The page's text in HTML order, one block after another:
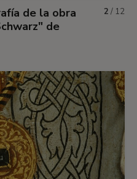
de la obra
de
2 / 12